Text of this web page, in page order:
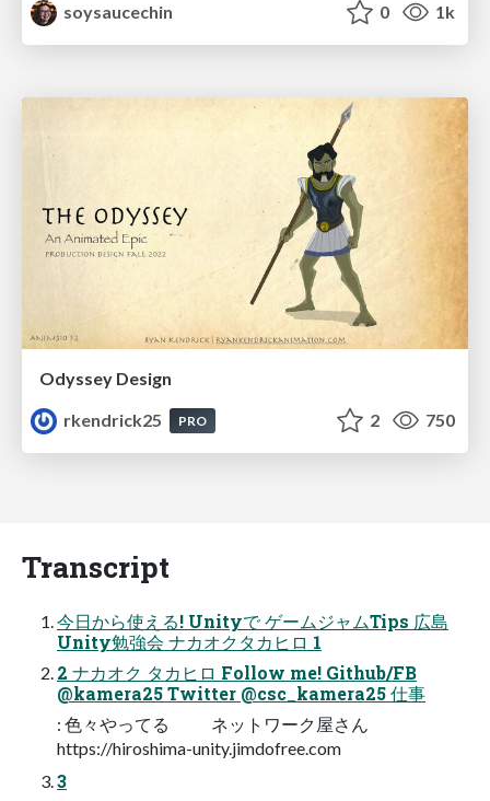
soysaucechin
0 1k
Odyssey Design
rkendrick25
PRO 2 750
Transcript
今日から使える! Unityで ゲームジャムTips 広島
Unity勉強会 ナカオクタカヒロ 1
2 ナカオク タカヒロ Follow me! Github/FB
@kamera25 Twitter @csc_kamera25 仕事
: 色々やってる ネットワーク屋さん
https://hiroshima-unity.jimdofree.com
3